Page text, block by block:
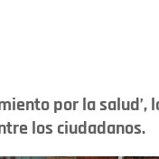
por la
los ciudadanos.